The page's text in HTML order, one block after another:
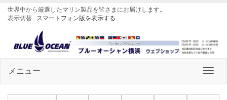
世界中から厳選したマリン製品を皆さまにお届けします。
表示切替 : スマートフォン版を表示する
メニュー